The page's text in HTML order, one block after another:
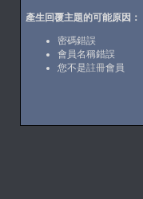
產生回覆主題的可能原因：
密碼錯誤
會員名稱錯誤
您不是註冊會員